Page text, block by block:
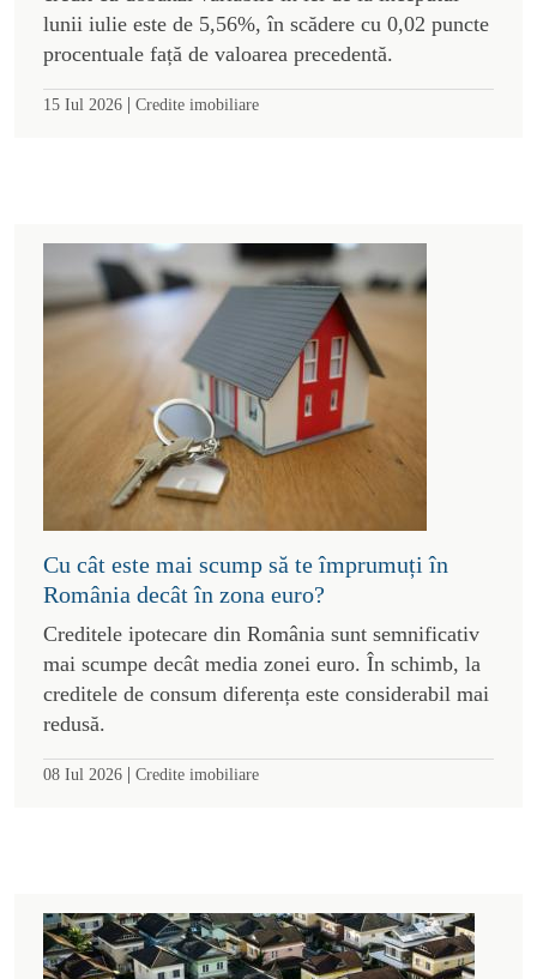
lunii iulie este de 5,56%, în scădere cu 0,02 puncte
procentuale față de valoarea precedentă.
15 Iul 2026 | Credite imobiliare
Cu cât este mai scump să te împrumuți în
România decât în zona euro?
Creditele ipotecare din România sunt semnificativ
mai scumpe decât media zonei euro. În schimb, la
creditele de consum diferența este considerabil mai
redusă.
08 Iul 2026 | Credite imobiliare